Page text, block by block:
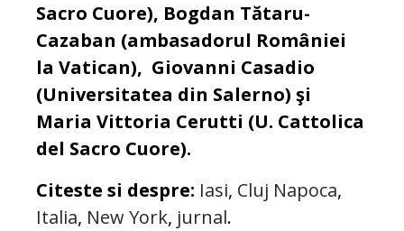
Sacro Cuore), Bogdan Tătaru-
Cazaban (ambasadorul României
la Vatican), Giovanni Casadio
(Universitatea din Salerno) şi
Maria Vittoria Cerutti (U. Cattolica
del Sacro Cuore).
Citeste si despre: Iasi, Cluj Napoca,
Italia, New York, jurnal.